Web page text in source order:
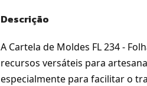
Descrição
A Cartela de Moldes FL 234 -
recursos versáteis para
especialmente para facilitar o